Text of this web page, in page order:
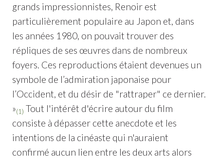
grands impressionnistes, Renoir est
particulièrement populaire au Japon et, dans
les années 1980, on pouvait trouver des
répliques de ses œuvres dans de nombreux
foyers. Ces reproductions étaient devenues un
symbole de l’admiration japonaise pour
l’Occident, et du désir de "rattraper" ce dernier.
»(1) Tout l'intérêt d'écrire autour du film
consiste à dépasser cette anecdote et les
intentions de la cinéaste qui n'auraient
confirmé aucun lien entre les deux arts alors